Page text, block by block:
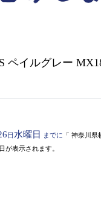
ペイルグレー
日 水曜日 までに 「 神奈川県
が表示されます。